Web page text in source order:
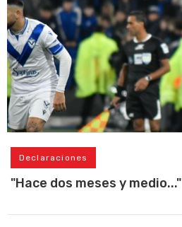
Declaraciones
"Hace dos meses y medio..."